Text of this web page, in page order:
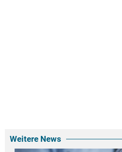
Weitere News